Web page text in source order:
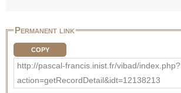
Permanent link
COPY
http://pascal-francis.inist.fr/vibad/index.php?
action=getRecordDetail&idt=12138213